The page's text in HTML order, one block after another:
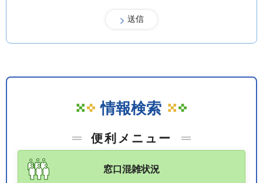
情報検索
便利メニュー
窓口混雑状況